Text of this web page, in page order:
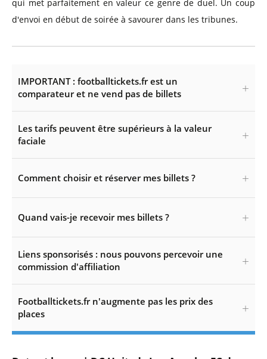
qui met parfaitement en valeur ce genre de duel. Un coup
d'envoi en début de soirée à savourer dans les tribunes.
IMPORTANT : footballtickets.fr est un
comparateur et ne vend pas de billets
Les tarifs peuvent être supérieurs à la valeur
faciale
Comment choisir et réserver mes billets ?
Quand vais-je recevoir mes billets ?
Liens sponsorisés : nous pouvons percevoir une
commission d'affiliation
Footballtickets.fr n'augmente pas les prix des
places